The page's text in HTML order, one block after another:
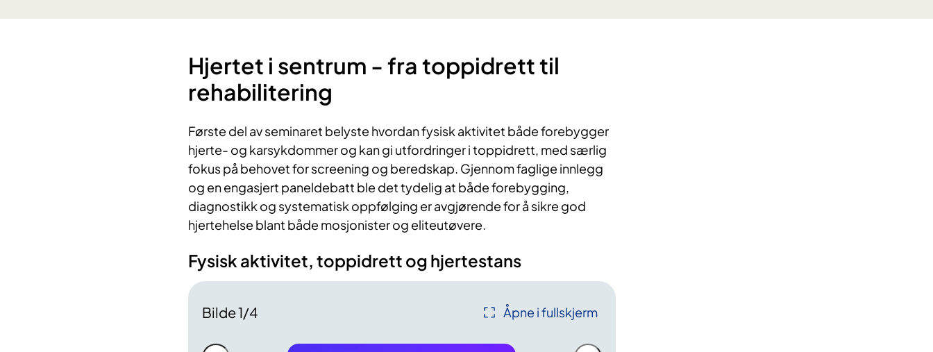
Hjertet i sentrum - fra toppidrett til
rehabilitering
Første del av seminaret belyste hvordan fysisk aktivitet både forebygger
hjerte- og karsykdommer og kan gi utfordringer i toppidrett, med særlig
fokus på behovet for screening og beredskap. Gjennom faglige innlegg
og en engasjert paneldebatt ble det tydelig at både forebygging,
diagnostikk og systematisk oppfølging er avgjørende for å sikre god
hjertehelse blant både mosjonister og eliteutøvere.
Fysisk aktivitet, toppidrett og hjertestans
Bilde1/4 Åpne i fullskjerm